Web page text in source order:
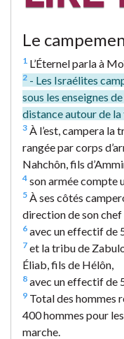
Le
1 L’Éternel parla à
2 - Les Israélites
sous les enseignes
distance autour de la
3 À l’est, campera la
rangée par corps
Nahchôn, fils
4 son armée compte
5 À ses côtés
direction de son
6 avec un effectif de
7 et la tribu de
Éliab, fils de Hélôn,
8 avec un effectif de
9 Total des hommes
400 hommes pour
marche.